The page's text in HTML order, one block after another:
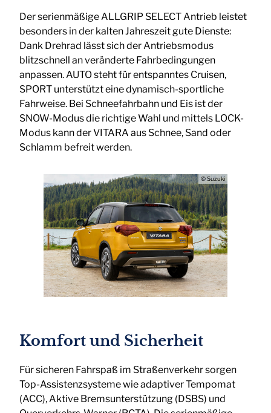
Der serienmäßige ALLGRIP SELECT Antrieb leistet
besonders in der kalten Jahreszeit gute Dienste:
Dank Drehrad lässt sich der Antriebsmodus
blitzschnell an veränderte Fahrbedingungen
anpassen. AUTO steht für entspanntes Cruisen,
SPORT unterstützt eine dynamisch-sportliche
Fahrweise. Bei Schneefahrbahn und Eis ist der
SNOW-Modus die richtige Wahl und mittels LOCK-
Modus kann der VITARA aus Schnee, Sand oder
Schlamm befreit werden.
© Suzuki
Komfort und Sicherheit
Für sicheren Fahrspaß im Straßenverkehr sorgen
Top-Assistenzsysteme wie adaptiver Tempomat
(ACC), Aktive Bremsunterstützung (DSBS) und